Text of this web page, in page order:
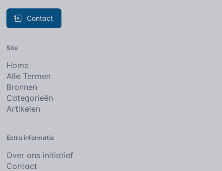
Contact
Site
Home
Alle Termen
Bronnen
Categorieën
Artikelen
Extra informatie
Over ons initiatief
Contact